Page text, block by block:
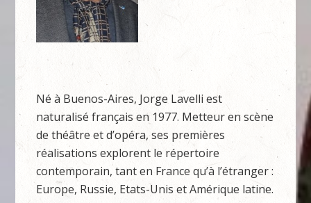
Né à Buenos-Aires, Jorge Lavelli est
naturalisé français en 1977. Metteur en scène
de théâtre et d’opéra, ses premières
réalisations explorent le répertoire
contemporain, tant en France qu’à l’étranger :
Europe, Russie, Etats-Unis et Amérique latine.